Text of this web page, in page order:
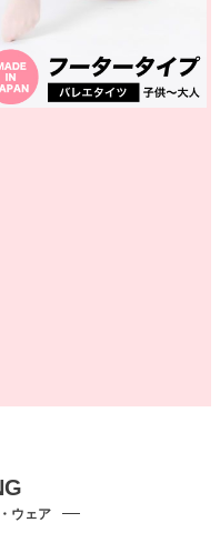
ウェア